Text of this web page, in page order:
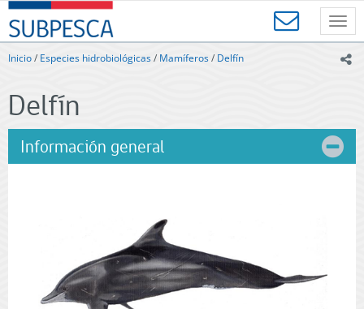
Contenido
principal
SUBPESCA
-
Subsecretaría
y
Acuicultura
-
Gobierno
de
Inicio/ Especies hidrobiológicas/ Mamíferos/ Delfín
Delfín
Información general